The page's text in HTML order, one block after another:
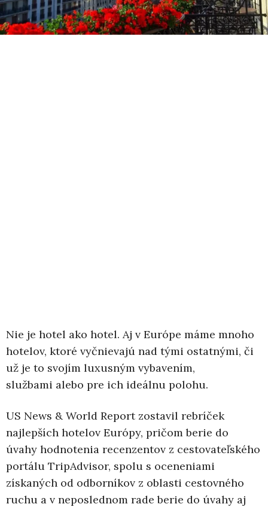
Nie je hotel ako hotel. Aj v Európe máme mnoho
hotelov, ktoré vyčnievajú nad tými ostatnými, či
už je to svojím luxusným vybavením,
službami alebo pre ich ideálnu polohu.
US News & World Report zostavil rebríček
najlepších hotelov Európy, pričom berie do
úvahy hodnotenia recenzentov z cestovateľského
portálu TripAdvisor, spolu s oceneniami
získaných od odborníkov z oblasti cestovného
ruchu a v neposlednom rade berie do úvahy aj